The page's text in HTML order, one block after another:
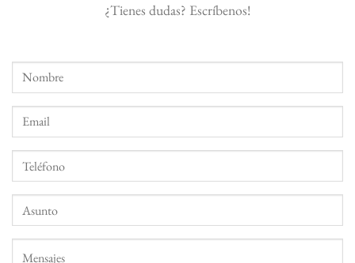
¿Tienes dudas? Escríbenos!